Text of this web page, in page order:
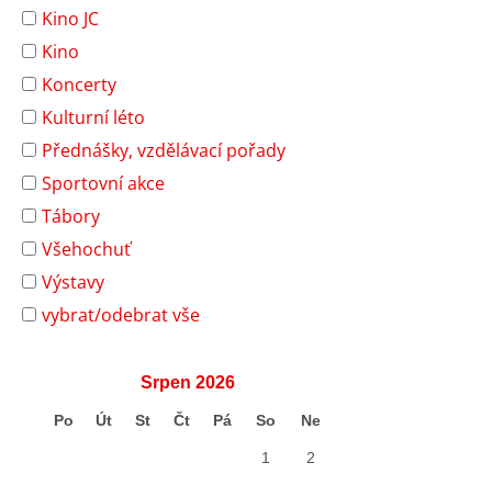
Kino JC
Kino
Koncerty
Kulturní léto
Přednášky, vzdělávací pořady
Sportovní akce
Tábory
Všehochuť
Výstavy
vybrat/odebrat vše
Srpen 2026
Po Út St Čt Pá So Ne
1
2